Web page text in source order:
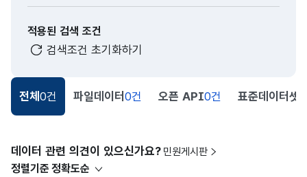
적용된 검색 조건
검색조건 초기화하기
전체 0건 파일데이터 0건 오픈 API0건 표준데이터셋
데이터 관련 의견이 있으신가요? 민원게시판
정렬기준 정확도순